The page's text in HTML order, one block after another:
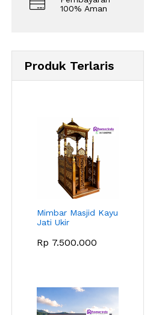
100% Aman
Produk Terlaris
Mimbar Masjid Kayu
Jati Ukir
Rp 7.500.000